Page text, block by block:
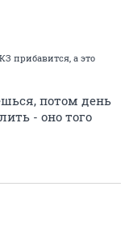
прибавится, а это
потом день
- оно того